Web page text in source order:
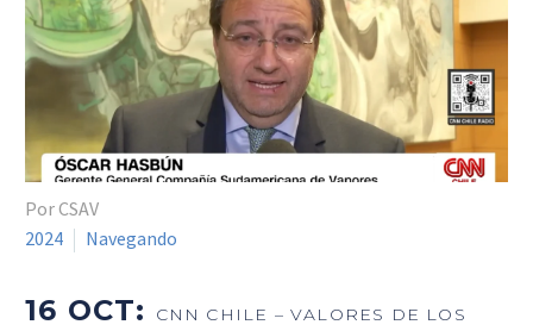
Por CSAV
2024
Navegando
16 OCT: CNN CHILE – VALORES DE LOS